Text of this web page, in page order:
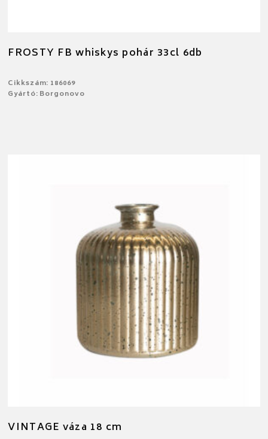
FROSTY FB whiskys pohár 33cl 6db
Cikkszám: 186069
Gyártó: Borgonovo
VINTAGE váza 18 cm